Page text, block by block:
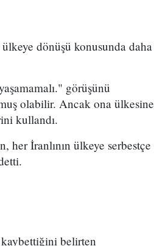
dönüşü konusunda daha
görüşünü
olabilir. Ancak ona ülkesine
kullandı.
her İranlının ülkeye serbestçe
kaybettiğini belirten